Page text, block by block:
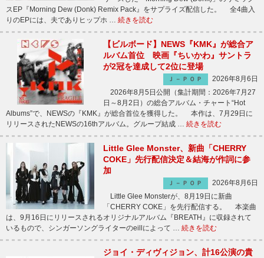
スEP『Morning Dew (Donk) Remix Pack』をサプライズ配信した。 全4曲入
りのEPには、夫でありヒップホ … 続きを読む
【ビルボード】NEWS『KMK』が総合ア
ルバム首位 映画『ちいかわ』サントラ
が2冠を達成して2位に登場
Ｊ－ＰＯＰ
2026年8月6日
2026年8月5日公開（集計期間：2026年7月27
日～8月2日）の総合アルバム・チャート“Hot
Albums”で、NEWSの『KMK』が総合首位を獲得した。 本作は、7月29日に
リリースされたNEWSの16thアルバム。グループ結成 … 続きを読む
Little Glee Monster、新曲「CHERRY
COKE」先行配信決定＆結海が作詞に参
加
Ｊ－ＰＯＰ
2026年8月6日
Little Glee Monsterが、8月19日に新曲
「CHERRY COKE」を先行配信する。 本楽曲
は、9月16日にリリースされるオリジナルアルバム『BREATH』に収録されて
いるもので、シンガーソングライターのeillによって … 続きを読む
ジョイ・ディヴィジョン、計16公演の貴